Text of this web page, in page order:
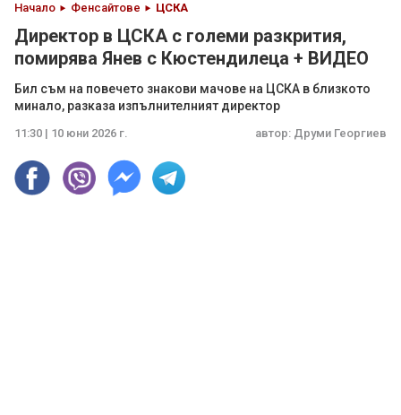
Начало Фенсайтове ЦСКА
Директор в ЦСКА с големи разкрития,
помирява Янев с Кюстендилеца + ВИДЕО
Бил съм на повечето знакови мачове на ЦСКА в близкото
минало, разказа изпълнителният директор
11:30 | 10 юни 2026 г. автор: Друми Георгиев